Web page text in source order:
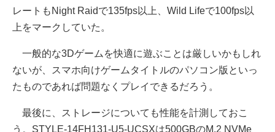
レートもNight Raidで135fps以上、Wild Lifeで100fps以
上をマークしていた。
一般的な3Dゲームを快適に遊ぶことは厳しいかもしれ
ないが、スマホ向けゲームタイトルのパソコン版といっ
たものであれば問題なくプレイできるだろう。
最後に、ストレージについても性能を計測しておこ
う。STYLE-14FH131-U5-UCSXは500GBのM.2 NVMe